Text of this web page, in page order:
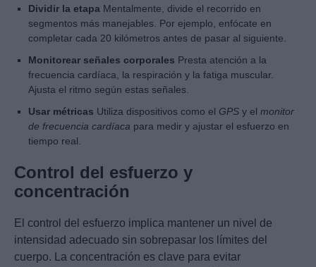
Dividir la etapa Mentalmente, divide el recorrido en
segmentos más manejables. Por ejemplo, enfócate en
completar cada 20 kilómetros antes de pasar al siguiente.
Monitorear señales corporales Presta atención a la
frecuencia cardíaca, la respiración y la fatiga muscular.
Ajusta el ritmo según estas señales.
Usar métricas Utiliza dispositivos como el GPS y el monitor
de frecuencia cardíaca para medir y ajustar el esfuerzo en
tiempo real.
Control del esfuerzo y
concentración
El control del esfuerzo implica mantener un nivel de
intensidad adecuado sin sobrepasar los límites del
cuerpo. La concentración es clave para evitar